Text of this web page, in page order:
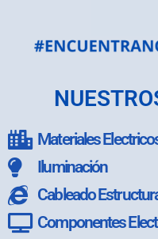
Materiales
Iluminación
Cableado
Componentes